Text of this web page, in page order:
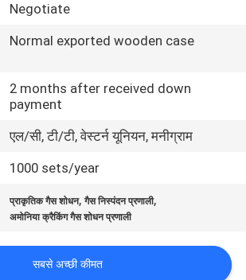
Negotiate
Normal exported wooden case
2 months after received down
payment
एल/सी, टी/टी, वेस्टर्न यूनियन, मनीग्राम
1000 sets/year
प्राकृतिक गैस शोधन,गैस निस्पंदन प्रणाली,
अमोनिया क्रैकिंग गैस शोधन प्रणाली
सबसे अच्छी कीमत